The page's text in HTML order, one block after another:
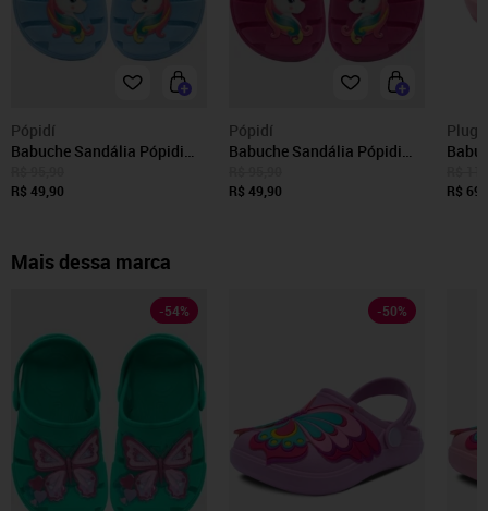
Pópidí
Babuche Sandália Pópidi
Azul
R$ 49,90
Pópidí
Babuche Sandália Pópidi
Pink
R$ 49,90
Plugt
R$
Mais dessa marca
-54% -50%